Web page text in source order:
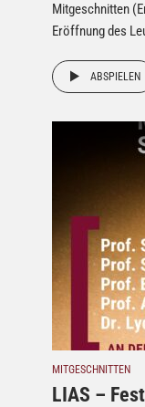
Mitgeschnitten
Eröffnung des
ABSPIELEN
MITGESCHNITTEN
LIAS –